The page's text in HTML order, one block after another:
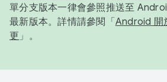
單分支版本一律會參照推送至
最新版本。詳情請參閱「 Android 開
更 」。